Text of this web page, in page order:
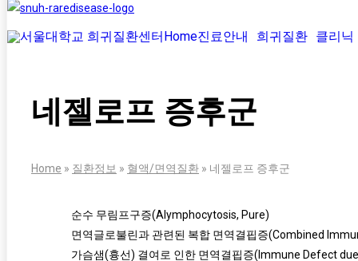
Home진료안내 희귀질환 클리닉
네젤로프 증후군
Home » 질환정보 » 혈액/면역질환 » 네젤로프 증후군
순수 무림프구증(Alymphocytosis, Pure)
면역글로불린과 관련된 복합 면역결핍증(Combined
가슴샘(흉선) 결여로 인한 면역결핍증(Immune Defect